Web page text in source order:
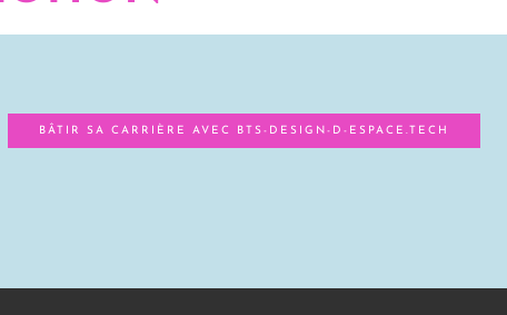
BÂTIR SA CARRIÈRE AVEC BTS-DESIGN-D-ESPACE.TECH